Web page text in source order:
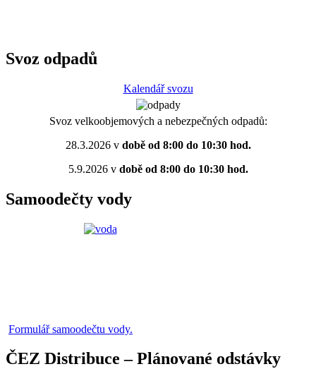
Svoz odpadů
Kalendář svozu
Svoz velkoobjemových a nebezpečných odpadů:
28.3.2026 vdobě od 8:00 do 10:30 hod.
5.9.2026 vdobě od 8:00 do 10:30 hod.
Samoodečty vody
Formulář samoodečtu vody.
ČEZ Distribuce – Plánované odstávky